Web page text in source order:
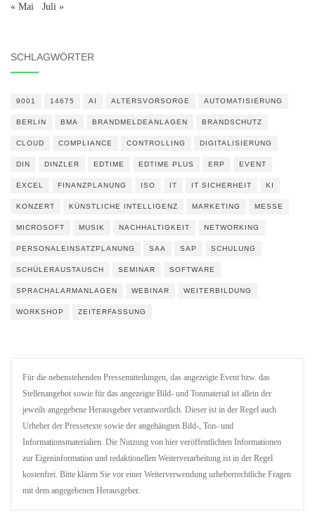
« Mai Juli »
SCHLAGWÖRTER
9001 14675 AI ALTERSVORSORGE AUTOMATISIERUNG
BERLIN BMA BRANDMELDEANLAGEN BRANDSCHUTZ
CLOUD COMPLIANCE CONTROLLING DIGITALISIERUNG
DIN DINZLER EDTIME EDTIME PLUS ERP EVENT
EXCEL FINANZPLANUNG ISO IT IT SICHERHEIT KI
KONZERT KÜNSTLICHE INTELLIGENZ MARKETING MESSE
MICROSOFT MUSIK NACHHALTIGKEIT NETWORKING
PERSONALEINSATZPLANUNG SAA SAP SCHULUNG
SCHÜLERAUSTAUSCH SEMINAR SOFTWARE
SPRACHALARMANLAGEN WEBINAR WEITERBILDUNG
WORKSHOP ZEITERFASSUNG
Für die nebenstehenden Pressemitteilungen, das angezeigte Event bzw. das
Stellenangebot sowie für das angezeigte Bild- und Tonmaterial ist allein der
jeweils angegebene Herausgeber verantwortlich. Dieser ist in der Regel auch
Urheber der Pressetexte sowie der angehängten Bild-, Ton- und
Informationsmaterialien. Die Nutzung von hier veröffentlichten Informationen
zur Eigeninformation und redaktionellen Weiterverarbeitung ist in der Regel
kostenfrei. Bitte klären Sie vor einer Weiterverwendung urheberrechtliche Fragen
mit dem angegebenen Herausgeber.